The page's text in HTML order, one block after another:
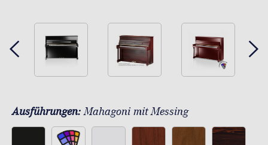
Ausführungen:Mahagoni mit Messing